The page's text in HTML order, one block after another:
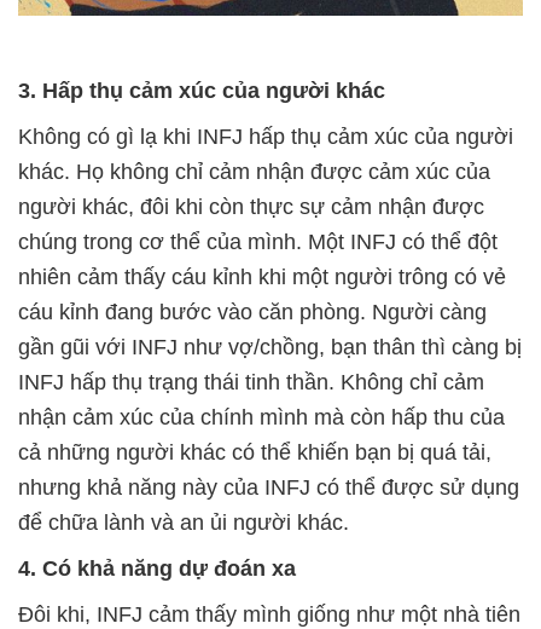
3. Hấp thụ cảm xúc của người khác
Không có gì lạ khi INFJ hấp thụ cảm xúc của người
khác. Họ không chỉ cảm nhận được cảm xúc của
người khác, đôi khi còn thực sự cảm nhận được
chúng trong cơ thể của mình. Một INFJ có thể đột
nhiên cảm thấy cáu kỉnh khi một người trông có vẻ
cáu kỉnh đang bước vào căn phòng. Người càng
gần gũi với INFJ như vợ/chồng, bạn thân thì càng bị
INFJ hấp thụ trạng thái tinh thần. Không chỉ cảm
nhận cảm xúc của chính mình mà còn hấp thu của
cả những người khác có thể khiến bạn bị quá tải,
nhưng khả năng này của INFJ có thể được sử dụng
để chữa lành và an ủi người khác.
4. Có khả năng dự đoán xa
Đôi khi, INFJ cảm thấy mình giống như một nhà tiên